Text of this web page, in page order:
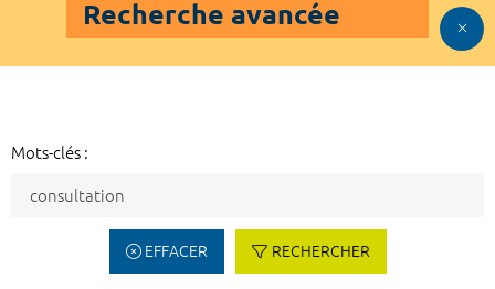
Recherche avancée
Mots-clés :
EFFACER RECHERCHER